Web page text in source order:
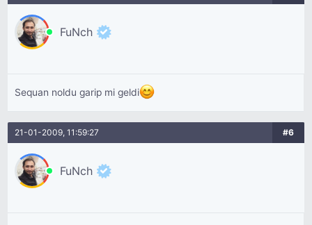
FuNch
Sequan noldu garip mi geldi
21-01-2009, 11:59:27 #6
FuNch